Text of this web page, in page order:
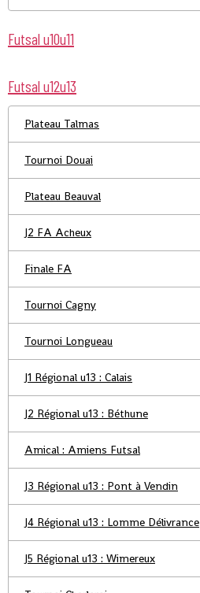
Futsal u10u11
Futsal u12u13
Plateau Talmas
Tournoi Douai
Plateau Beauval
J2 FA Acheux
Finale FA
Tournoi Cagny
Tournoi Longueau
J1 Régional u13 : Calais
J2 Régional u13 : Béthune
Amical : Amiens Futsal
J3 Régional u13 : Pont à Vendin
J4 Régional u13 : Lomme Délivrance
J5 Régional u13 : Wimereux